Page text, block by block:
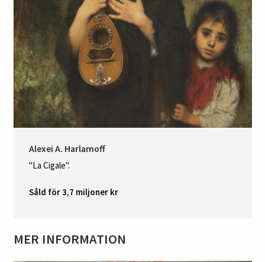
Alexei A. Harlamoff
"La Cigale".
Såld för 3,7 miljoner kr
MER INFORMATION